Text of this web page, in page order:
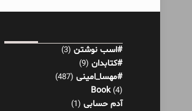
#اسب نوشتن (3)
#کتابدان (9)
#مهسا_امینی (487)
Book(4)
آدم حسابی (1)